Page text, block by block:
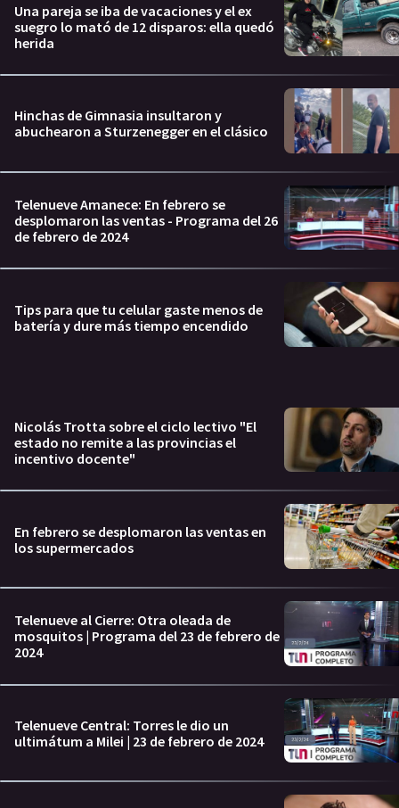
Una pareja se iba de vacaciones y el ex
suegro lo mató de 12 disparos: ella quedó
herida
Hinchas de Gimnasia insultaron y
abuchearon a Sturzenegger en el clásico
Telenueve Amanece: En febrero se
desplomaron las ventas - Programa del 26
de febrero de 2024
Tips para que tu celular gaste menos de
batería y dure más tiempo encendido
Nicolás Trotta sobre el ciclo lectivo "El
estado no remite a las provincias el
incentivo docente"
En febrero se desplomaron las ventas en
los supermercados
Telenueve al Cierre: Otra oleada de
mosquitos | Programa del 23 de febrero de
2024
Telenueve Central: Torres le dio un
ultimátum a Milei | 23 de febrero de 2024